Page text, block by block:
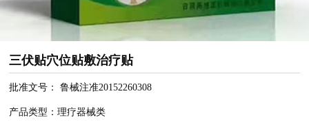
三伏贴穴位贴敷治疗贴
批准文号： 鲁械注准20152260308
产品类型：理疗器械类